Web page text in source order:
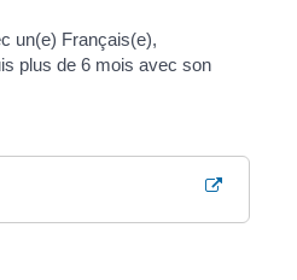
un(e) Français(e),
plus de 6 mois avec son